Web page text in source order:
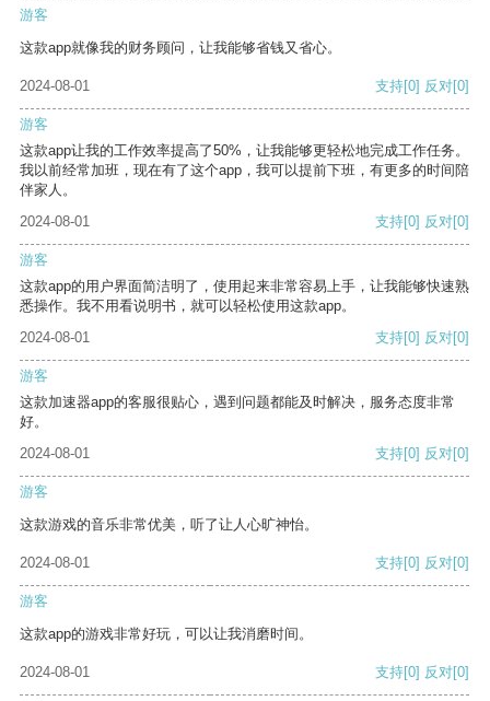
游客
这款app就像我的财务顾问，让我能够省钱又省心。
2024-08-01 支持[0] 反对[0]
游客
这款app让我的工作效率提高了50%，让我能够更轻松地完成工作任务。
我以前经常加班，现在有了这个app，我可以提前下班，有更多的时间陪
伴家人。
2024-08-01
支持[0] 反对[0]
游客
这款app的用户界面简洁明了，使用起来非常容易上手，让我能够快速熟
悉操作。我不用看说明书，就可以轻松使用这款app。
2024-08-01
支持[0] 反对[0]
游客
这款加速器app的客服很贴心，遇到问题都能及时解决，服务态度非常
好。
2024-08-01
支持[0] 反对[0]
游客
这款游戏的音乐非常优美，听了让人心旷神怡。
2024-08-01 支持[0] 反对[0]
游客
这款app的游戏非常好玩，可以让我消磨时间。
2024-08-01 支持[0] 反对[0]